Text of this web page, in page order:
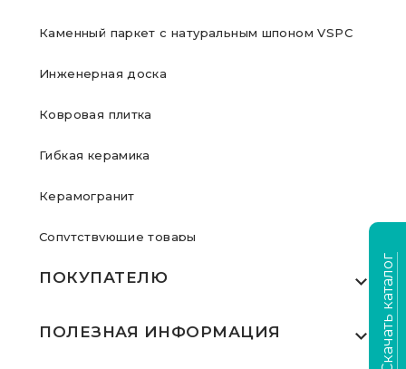
Каменный паркет с натуральным шпоном VSPC
Инженерная доска
Ковровая плитка
Гибкая керамика
Керамогранит
Сопутствующие товары
ПОКУПАТЕЛЮ
Где купить
ПОЛЕЗНАЯ ИНФОРМАЦИЯ Скачать каталог